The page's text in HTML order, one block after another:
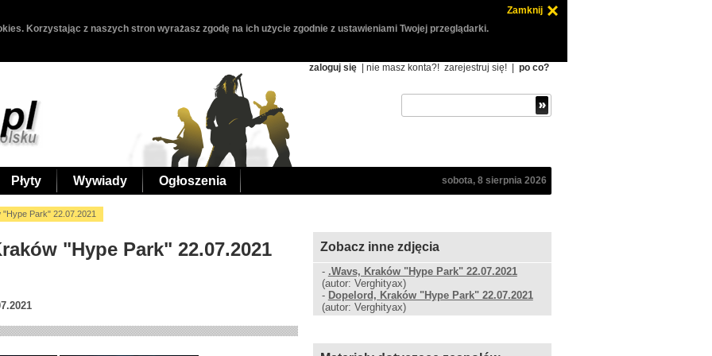
Zamknij
Korzystając z naszych stron wyrażasz zgodę na ich użycie zgodnie z ustawieniami Twojej przeglądarki.
zaloguj się | nie masz konta?! zarejestruj się! po co?
Płyty Wywiady Ogłoszenia sobota, 8 sierpnia 2026
Park" 22.07.2021
"Hype Park" 22.07.2021 Zobacz inne zdjęcia
- .Wavs, Kraków "Hype Park" 22.07.2021
(autor: Verghityax)
- Dopelord, Kraków "Hype Park" 22.07.2021
(autor: Verghityax)